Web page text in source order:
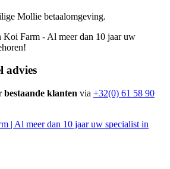
Mollie betaalomgeving.
advies
bestaande klanten via +32(0) 61 58 90